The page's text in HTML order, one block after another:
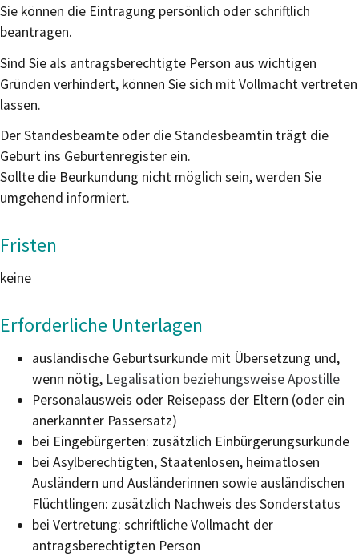
Sie können die Eintragung persönlich oder schriftlich
beantragen.
Sind Sie als antragsberechtigte Person aus wichtigen
Gründen verhindert, können Sie sich mit Vollmacht vertreten
lassen.
Der Standesbeamte oder die Standesbeamtin trägt die
Geburt ins Geburtenregister ein.
Sollte die Beurkundung nicht möglich sein, werden Sie
umgehend informiert.
Fristen
keine
Erforderliche Unterlagen
ausländische Geburtsurkunde mit Übersetzung und,
wenn nötig, Legalisation beziehungsweise Apostille
Personalausweis oder Reisepass der Eltern (oder ein
anerkannter Passersatz)
bei Eingebürgerten: zusätzlich Einbürgerungsurkunde
bei Asylberechtigten, Staatenlosen, heimatlosen
Ausländern und Ausländerinnen sowie ausländischen
Flüchtlingen: zusätzlich Nachweis des Sonderstatus
bei Vertretung: schriftliche Vollmacht der
antragsberechtigten Person